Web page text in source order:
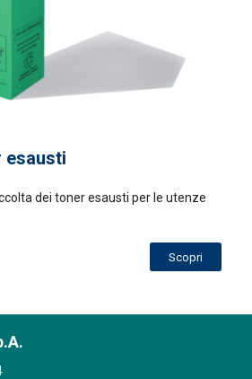
esausti
dei toner esausti per le utenze
Scopri